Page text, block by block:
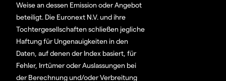
Weise an dessen Emission oder Angebot
beteiligt. Die Euronext N.V. und ihre
Tochtergesellschaften schließen jegliche
Haftung für Ungenauigkeiten in den
Daten, auf denen der Index basiert, für
Fehler, Irrtümer oder Auslassungen bei
der Berechnung und/oder Verbreitung